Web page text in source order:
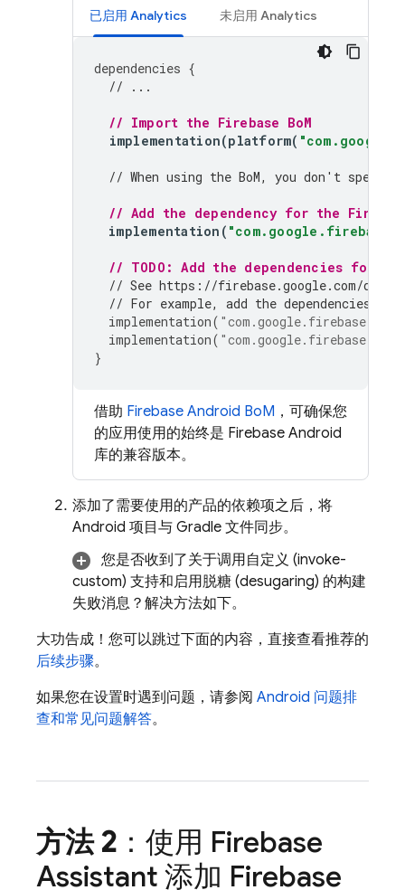
已启用 Analytics 未启用 Analytics
dependencies {
// ...
// Import the Firebase BoM
implementation(platform(
// When using the BoM, you don't specify
// Add the dependency for the
implementation (
// TODO: Add the dependencies for
// See https://firebase.google.com/
// For example, add the dependencies
implementation(
implementation(
}
借助 Firebase Android BoM ，可确保您
的应用使用的始终是 Firebase Android
库的兼容版本。
添加了需要使用的产品的依赖项之后，将
Android 项目与 Gradle 文件同步。
您是否收到了关于调用自定义 (invoke-
custom) 支持和启用脱糖 (desugaring) 的构建
失败消息？解决方法如下。
大功告成！您可以跳过下面的内容，直接查看推荐的
后续步骤。
如果您在设置时遇到问题，请参阅 Android 问题排
查和常见问题解答。
方法 2 ：使用 Firebase
Assistant 添加 Firebase